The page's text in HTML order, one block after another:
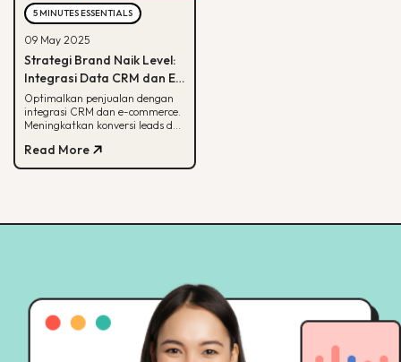
5 MINUTES ESSENTIALS
09 May 2025
Strategi Brand Naik Level:
Integrasi Data CRM dan E-
commerce
Optimalkan penjualan dengan
integrasi CRM dan e-commerce.
Meningkatkan konversi leads dan
terarah
Read More